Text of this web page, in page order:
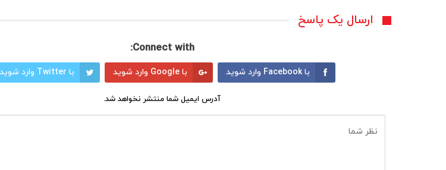
ارسال یک پاسخ
Connect with:
با Facebook وارد شوید با Google وارد شوید با Twitter وارد شوید
آدرس ایمیل شما منتشر نخواهد شد.